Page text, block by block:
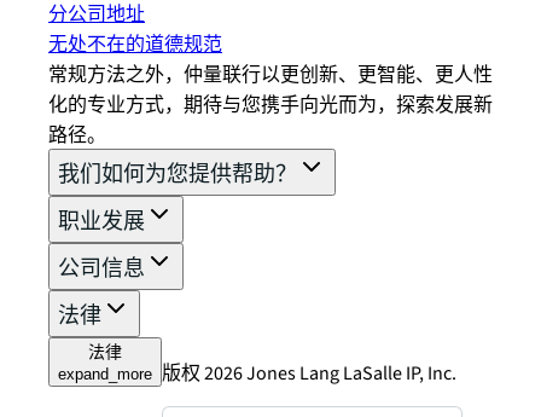
分公司地址
无处不在的道德规范
常规方法之外，仲量联行以更创新、更智能、更人性
化的专业方式，期待与您携手向光而为，探索发展新
路径。
我们如何为您提供帮助？
职业发展
公司信息
法律
法律
expand_more 版权 2026 Jones Lang LaSalle IP, Inc.